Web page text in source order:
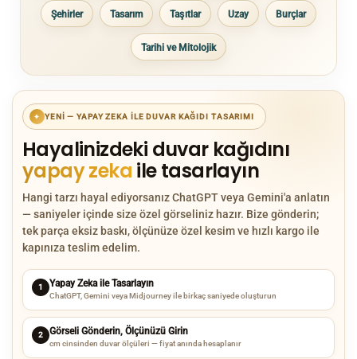
Şehirler Tasarım Taşıtlar Uzay Burçlar
Tarihi ve Mitolojik
✦ YENI — YAPAY ZEKA ILE DUVAR KAĞIDI TASARIMI
Hayalinizdeki duvar kağıdını
yapay zeka ile tasarlayın
Hangi tarzı hayal ediyorsanız ChatGPT veya Gemini'a anlatın
— saniyeler içinde size özel görseliniz hazır. Bize gönderin;
tek parça eksiz baskı, ölçünüze özel kesim ve hızlı kargo ile
kapınıza teslim edelim.
1 Yapay Zeka ile Tasarlayın
ChatGPT, Gemini veya Midjourney ile birkaç saniyede oluşturun
2 Görseli Gönderin, Ölçünüzü Girin
cm cinsinden duvar ölçüleri — fiyat anında hesaplanır